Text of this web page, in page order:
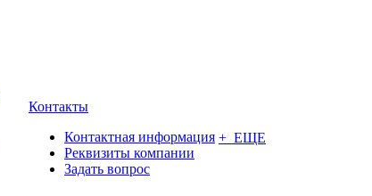
Контакты
Контактная информация
Реквизиты компании
Задать вопрос
+ ЕЩЕ